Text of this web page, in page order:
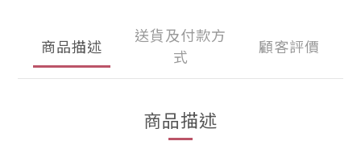
商品描述
送貨及付款方
式
顧客評價
商品描述